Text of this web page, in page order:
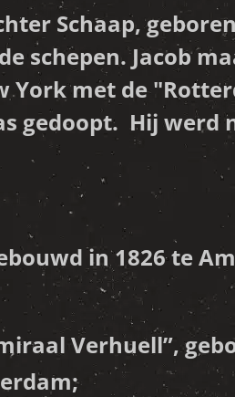
Schaap,
schepen. Jacob
York met de
gedoopt. Hij werd
in 1826 te
Verhuell”,